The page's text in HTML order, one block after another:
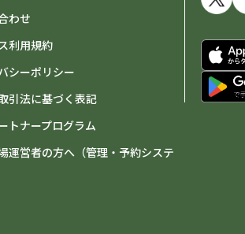
わせ
利用規約
シーポリシー
引法に基づく表記
トナープログラム
運営者の方へ（管理・予約システ